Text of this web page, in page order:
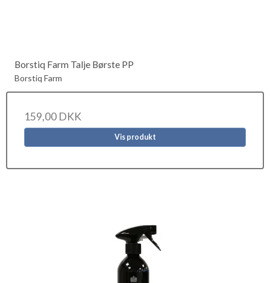
Borstiq Farm Talje Børste PP
Borstiq Farm
159,00 DKK
Vis produkt